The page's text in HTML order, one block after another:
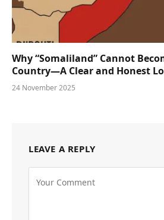
Why “Somaliland” Cannot
Country—A Clear and Honest
24 November 2025
LEAVE A REPLY